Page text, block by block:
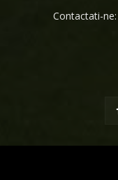
Contactati-ne: